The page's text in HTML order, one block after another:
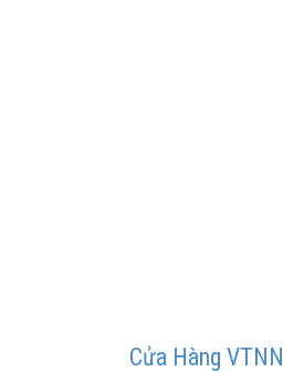
Cửa Hàng